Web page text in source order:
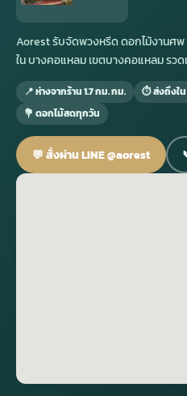
ดอกไม้จัดงานศพ
จัดดอกไม้หน้าศพ
ดอกไม้หน้าหีบ
พวงหรีดราคา
สั่งพวงหรีด
ร้านพวงหรีด
าเมรุ
มรุสีขาว
ไม้หน้าเมรุ
กไม้หน้าเมรุ
ม้งานแต่ง ราคา
ไม้งานแต่ง ราคาถูก
ไม้งานแต่ง กรุงเทพ
อกไม้งานแต่ง
พวงหรีดพัดลม ราคา
พวงหรีดพัดลม ราคาถูก
พวงหรีดพัดลม กรุงเทพ
พวงหรีดพัดลม ส่งด่วน
รับจัดงานศพ ราคา
รับจัดงานศพ ครบวงจร
รับจัดงานศพ กรุงเทพ
Aorest รับจัดพวงหรีด ดอกไม้งานศ
ใน บางคอแหลม เขตบางคอแหลม รว
📍 ห่างจากร้าน 1.7 กม. กม. ⏱ ส่งถึงใน
💐 ดอกไม้สดทุกวัน
💬 สั่งผ่าน LINE @aorest